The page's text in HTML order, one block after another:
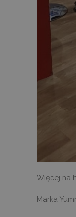
Więcej na
Marka